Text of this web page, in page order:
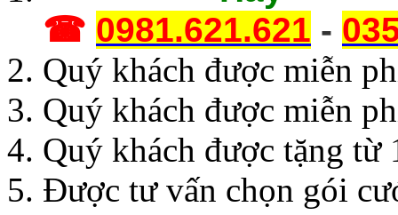
☎ 0981.621.621 -
Quý khách được miễn
Quý khách được miễn
Quý khách được tặng từ
Được tư vấn chọn gói